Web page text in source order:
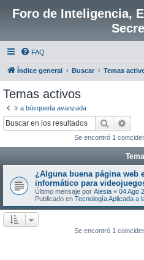
Foro de Inteligencia,
FAQ
Índice general Buscar Temas
Temas activos
Ir a búsqueda avanzada
Buscar
Se encontró 1
¿Alguna buena página web
informático para
Último mensaje por Alesia « 04 Ago
Publicado en Tecnología Aplicada a
Se encontró 1